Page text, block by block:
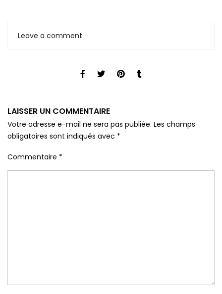
Leave a comment
LAISSER UN COMMENTAIRE
Votre adresse e-mail ne sera pas publiée. Les champs
obligatoires sont indiqués avec *
Commentaire *